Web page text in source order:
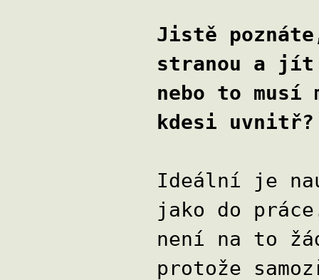
Jistě
stranou a jít
nebo to musí
kdesi uvnitř?
Ideální je
jako do
není na to
protože